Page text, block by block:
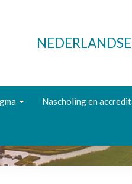
Nascholing en